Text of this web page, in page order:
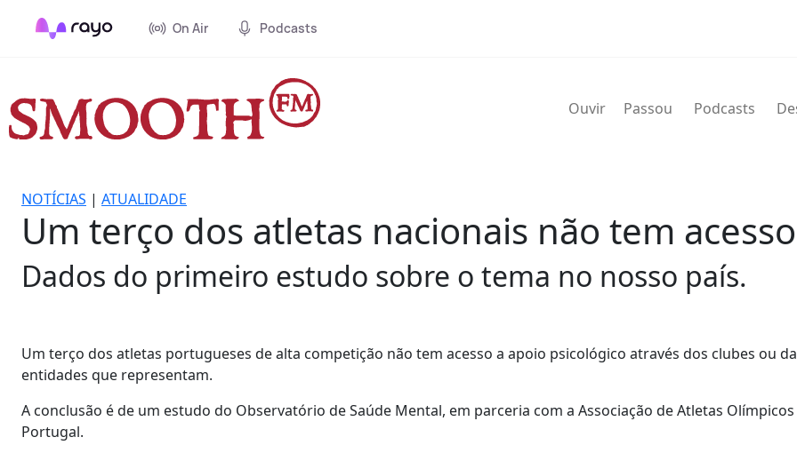
On Air Podcasts
Ouvir Passou Podcasts
NOTÍCIAS | ATUALIDADE
Um terço dos atletas nacionais não tem
Dados do primeiro estudo sobre o tema no nosso país.
Um terço dos atletas portugueses de alta competição não tem acesso a apoio psicológico através dos clubes ou
entidades que representam.
A conclusão é de um estudo do Observatório de Saúde Mental, em parceria com a Associação de Atletas
Portugal.